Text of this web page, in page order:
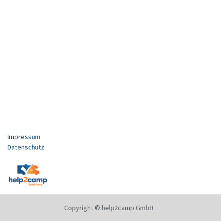
Impressum
Datenschutz
Copyright © help2camp GmbH